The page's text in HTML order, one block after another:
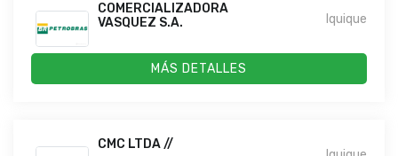
COMERCIALIZADORA
VASQUEZ S.A.
Iquique
MÁS DETALLES
CMC LTDA //